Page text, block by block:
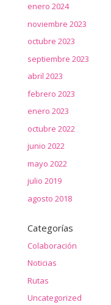
enero 2024
noviembre 2023
octubre 2023
septiembre 2023
abril 2023
febrero 2023
enero 2023
octubre 2022
junio 2022
mayo 2022
julio 2019
agosto 2018
Categorías
Colaboración
Noticias
Rutas
Uncategorized